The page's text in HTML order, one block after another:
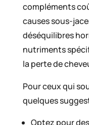
compléments
causes sous-
déséquilibres
nutriments
la perte de
Pour ceux qui
quelques
Optez pour